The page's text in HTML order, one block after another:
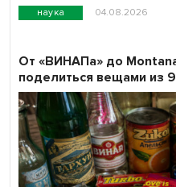
наука 04.08.2026
От «ВИНАПа» до
поделиться вещами из